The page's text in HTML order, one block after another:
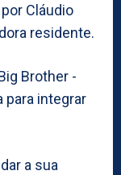
Cláudio
residente.
Brother -
para integrar
a sua